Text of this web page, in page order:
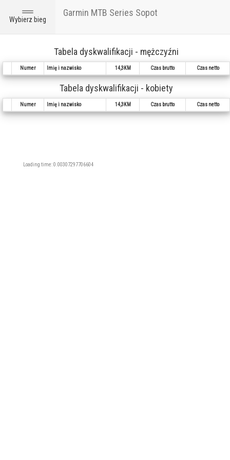
Toggle
navigation
Wybierz bieg
Garmin MTB Series Sopot
Tabela dyskwalifikacji - mężczyźni
Numer Imię i nazwisko 14,3KM Czas brutto Czas netto
Tabela dyskwalifikacji - kobiety
Numer Imię i nazwisko 14,3KM Czas brutto Czas netto
Loading time: 0.00307297706604